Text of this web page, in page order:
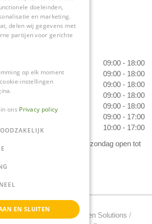
09:00 - 18:00
09:00 - 18:00
09:00 - 18:00
09:00 - 18:00
09:00 - 18:00
09:00 - 17:00
10:00 - 17:00
is van dinsdag t/m zondag open tot
Copyright 2022 /Green Solutions /
doeleinden,
en marketing.
delen wij gegevens met
partijen voor gerichte
op elk moment
instellingen
ons Privacy policy
EN SLUITEN